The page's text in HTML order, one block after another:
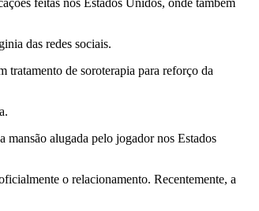
das redes sociais.
tratamento de soroterapia para reforço da
alugada pelo jogador nos Estados
o relacionamento. Recentemente, a